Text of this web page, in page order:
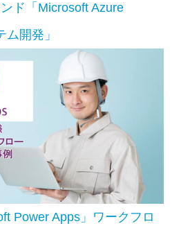
ド「Microsoft Azure
ム開発」
Power Apps」ワークフロ